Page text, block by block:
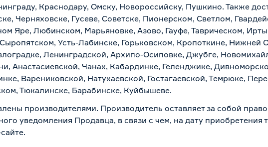
Краснодару, Омску, Новороссийску, Пушкино. Также
Черняховске, Гусеве, Советске, Пионерском, Светлом,
Яре, Любинском, Марьяновке, Азово, Гауфе, Таврическом,
Усть-Лабинске, Горьковском, Кропоткине, Нижней
Ленинградской, Архипо-Осиповке, Джубге,
Анастасиевской, Чанах, Кабардинке, Геленджике,
Варениковской, Натухаевской, Гостагаевской, Темрюке,
Тюкалинске, Барабинске, Куйбышеве.
производителями. Производитель оставляет за собой
уведомления Продавца, в связи с чем, на дату приобретения